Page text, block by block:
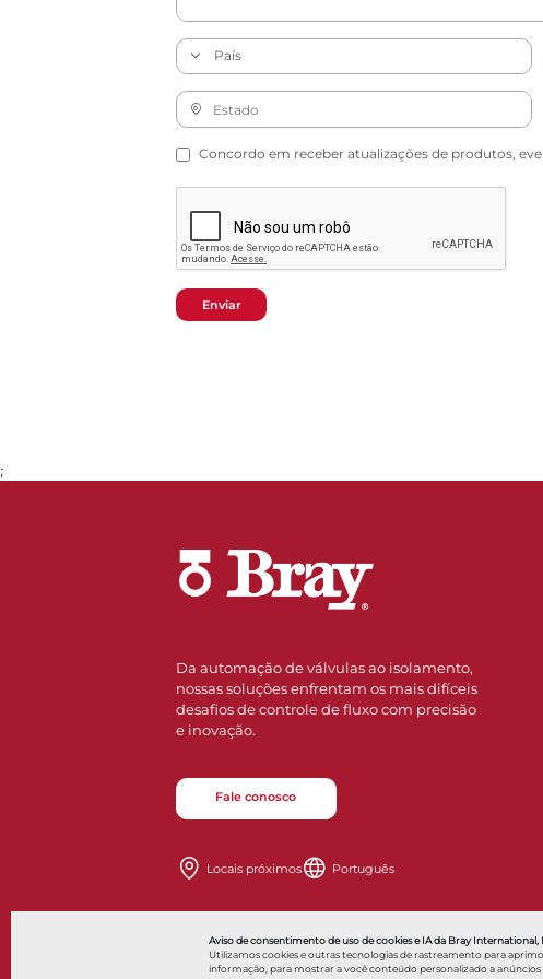
Aviso de consentimento de uso de cookies e IA da Bray International,
Utilizamos cookies e outras tecnologias de rastreamento para
informação, para mostrar a você conteúdo personalizado a anúncios
Concordo em receber atualizações de produtos,
Enviar
;
Da automação de válvulas ao isolamento,
nossas soluções enfrentam os mais difíceis
desafios de controle de fluxo com precisão
e inovação.
Fale conosco
Locais próximos Português
Also of Interest